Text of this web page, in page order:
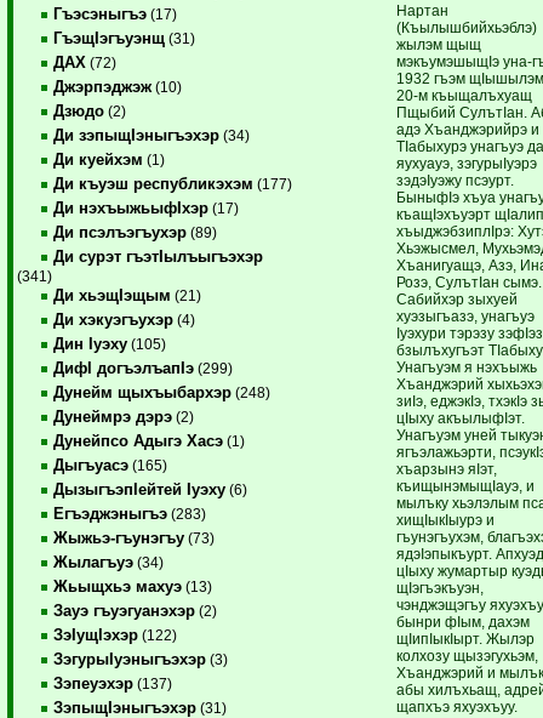
Гъэсэныгъэ (17)
ГъэщIэгъуэнщ (31)
ДАХ (72)
Джэрпэджэж (10)
Дзюдо (2)
Ди зэпыщIэныгъэхэр (34)
Ди куейхэм (1)
Ди къуэш республикэхэм (177)
Ди нэхъыжьыфIхэр (17)
Ди псэлъэгъухэр (89)
Ди сурэт гъэтIылъыгъэхэр
(341)
Ди хьэщIэщым (21)
Ди хэкуэгъухэр (4)
Дин Iуэху (105)
ДифI догъэлъапIэ (299)
Дунейм щыхъыбархэр (248)
Дунеймрэ дэрэ (2)
Дунейпсо Адыгэ Хасэ (1)
Дыгъуасэ (165)
ДызыгъэпIейтей Iуэху (6)
Егъэджэныгъэ (283)
Жыжьэ-гъунэгъу (73)
Жылагъуэ (34)
Жьыщхьэ махуэ (13)
Зауэ гъуэгуанэхэр (2)
ЗэIущIэхэр (122)
ЗэгурыIуэныгъэхэр (3)
Зэпеуэхэр (137)
ЗэпыщIэныгъэхэр (31)
Нартан
(Къылышбийхьэблэ)
жылэм щыщ
мэкъумэшыщIэ уна-
1932 гъэм
20-м къыщалъхуащ
Пщыбий СулътIан.
адэ Хъанджэрийрэ и
ТIабыхурэ унагъуэ
яухуауэ, зэгурыIуэрэ
зэдэIуэжу псэурт.
БыныфIэ хъуа
къащIэхъуэрт
хъыджэбзиплIрэ:
Хьэжысмел,
Хъанигуащэ, Азэ,
Розэ, СулътIан сымэ.
Сабийхэр зыхуей
хуэзыгъазэ, унагъуэ
Iуэхури тэрэзу
бзылъхугъэт
Унагъуэм я нэхъыжь
Хъанджэрий
зиIэ, еджэкIэ, тхэкIэ
цIыху акъылыфIэт.
Унагъуэм уней
ягъэлажьэрти,
хъарзынэ яIэт,
къищынэмыщIауэ, и
мылъку хьэлэлым
хищIыкIыурэ и
гъунэгъухэм,
ядэIэпыкъурт.
цIыху жумартыр
щIэгъэкъуэн,
чэнджэщэгъу
бынри фIым, дахэм
щIипIыкIырт. Жылэр
колхозу щызэгухьэм,
Хъанджэрий и
абы хилъхьащ,
щапхъэ яхуэхъуу.